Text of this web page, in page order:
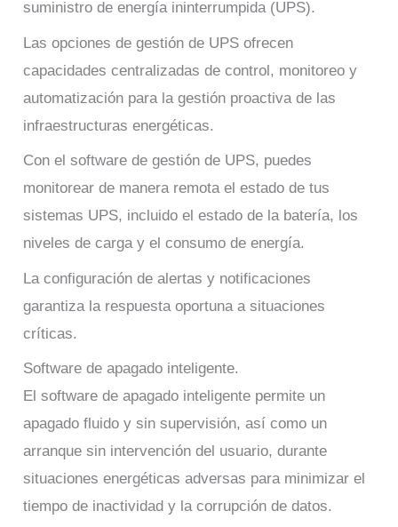
suministro de energía ininterrumpida (UPS).
Las opciones de gestión de UPS ofrecen
capacidades centralizadas de control, monitoreo y
automatización para la gestión proactiva de las
infraestructuras energéticas.
Con el software de gestión de UPS, puedes
monitorear de manera remota el estado de tus
sistemas UPS, incluido el estado de la batería, los
niveles de carga y el consumo de energía.
La configuración de alertas y notificaciones
garantiza la respuesta oportuna a situaciones
críticas.
Software de apagado inteligente.
El software de apagado inteligente permite un
apagado fluido y sin supervisión, así como un
arranque sin intervención del usuario, durante
situaciones energéticas adversas para minimizar el
tiempo de inactividad y la corrupción de datos.